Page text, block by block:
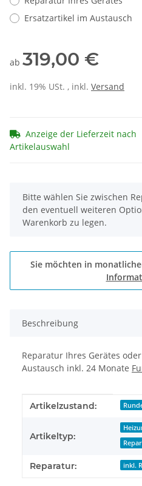
Ersatzartikel im Austausch
ab 319,00 €
inkl. 19% USt. , inkl. Versand
Anzeige der Lieferzeit nach
Artikelauswahl
x
Bitte wählen Sie zwischen
den eventuell weiteren
Warenkorb zu legen.
Sie möchten in
Beschreibung
Reparatur Ihres Gerätes
Austausch inkl. 24 Monate
Produkteigenschaft
Wert
Artikelzustand:
Artikeltyp:
Reparatur: inkl.